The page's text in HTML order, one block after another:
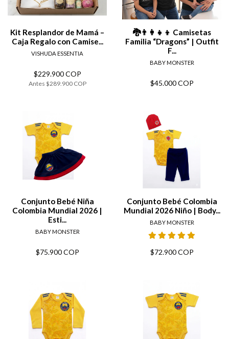
Kit Resplandor de Mamá –
Caja Regalo con Camise...
VISHUDA ESSENTIA
$229.900 COP
Antes $289.900 COP
🐉👨‍👩‍👧‍👦 Camisetas
Familia “Dragons” | Outfit
F...
BABY MONSTER
$45.000 COP
Conjunto Bebé Niña
Colombia Mundial 2026 |
Esti...
BABY MONSTER
$75.900 COP
Conjunto Bebé Colombia
Mundial 2026 Niño | Body...
BABY MONSTER
$72.900 COP